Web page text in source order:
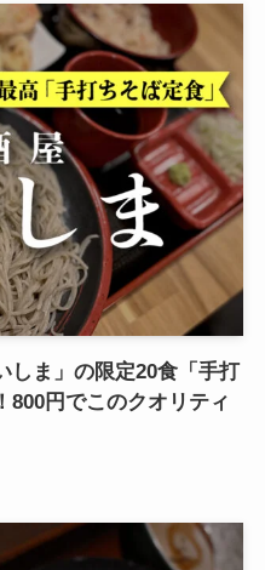
しま」の限定20食「手打
800円でこのクオリティ